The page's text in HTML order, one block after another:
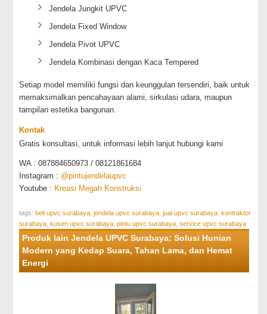
Jendela Jungkit UPVC
Jendela Fixed Window
Jendela Pivot UPVC
Jendela Kombinasi dengan Kaca Tempered
Setiap model memiliki fungsi dan keunggulan tersendiri, baik untuk
memaksimalkan pencahayaan alami, sirkulasi udara, maupun
tampilan estetika bangunan.
Kontak
Gratis konsultasi, untuk informasi lebih lanjut hubungi kami
WA : 087884650973 / 08121861684
Instagram : @pintujendelaupvc
Youtube : Kreasi Megah Konstruksi
tags:beli upvc surabaya ,jendela upvc surabaya ,jual upvc surabaya ,kontraktor
surabaya ,kusen upvc surabaya ,pintu upvc surabaya ,service upvc surabaya
Produk lain Jendela UPVC Surabaya: Solusi Hunian
Modern yang Kedap Suara, Tahan Lama, dan Hemat
Energi